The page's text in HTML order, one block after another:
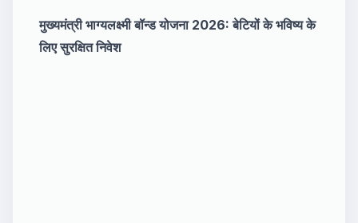
मुख्यमंत्री भाग्यलक्ष्मी बॉन्ड योजना 2026: बेटियों के भविष्य के
लिए सुरक्षित निवेश